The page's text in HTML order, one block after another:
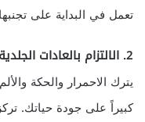
تعمل في البداية على
2. الالتزام بالعادات الجلدية
يترك الاحمرار والحكة
كبيراً على جودة حياتك.